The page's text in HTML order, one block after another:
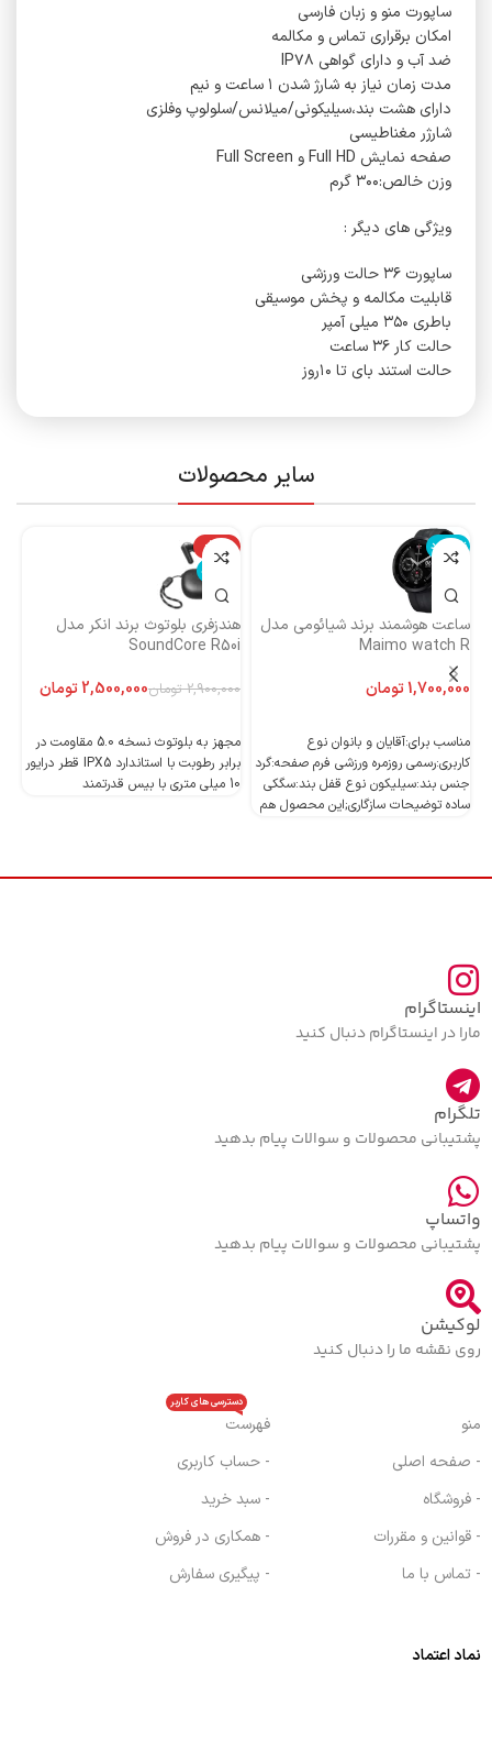
ساپورت منو و زبان فارسی
امکان برقراری تماس و مکالمه
ضد آب و دارای گواهی IP۷۸
مدت زمان نیاز به شارژ شدن ۱ ساعت و نیم
دارای هشت بند،سیلیکونی/میلانس/سلولوپ وفلزی
شارژر مغناطیسی
صفحه نمایش Full HD و Full Screen
وزن خالص:۳۰۰ گرم
ویژگی های دیگر :
ساپورت ۳۶ حالت ورزشی
قابلیت مکالمه و پخش موسیقی
باطری ۳۵۰ میلی آمپر
حالت کار ۳۶ ساعت
حالت استند بای تا ۱۰روز
سایر محصولات
ناموجود
ساعت هوشمند برند شیائومی مدل
Maimo watch R
تومان
مناسب برای:آقایان و بانوان نوع
کاربری:رسمی روزمره ورزشی فرم صفحه:گرد
جنس بند:سیلیکون نوع قفل بند:سگکی
ساده توضیحات سازگاری;این محصول هم
-14%
ناموجود
هندزفری بلوتوث برند انکر مدل
SoundCore R50i
2,900,000 تومان2,500,000تومان
مجهز به بلوتوث نسخه 5.0 مقاومت در
برابر رطوبت با استاندارد IPX5 قطر درایور
10 میلی متری با بیس قدرتمند
اینستاگرام
مارا در اینستاگرام دنبال کنید
تلگرام
پشتیبانی محصولات و سوالات پیام بدهید
واتساپ
پشتیبانی محصولات و سوالات پیام بدهید
لوکیشن
روی نقشه ما را دنبال کنید
منو
- صفحه اصلی
- فروشگاه
- قوانین و مقررات
- تماس با ما
فهرست
دسترسی های کاربر
- حساب کاربری
- سبد خرید
- همکاری در فروش
- پیگیری سفارش
نماد اعتماد